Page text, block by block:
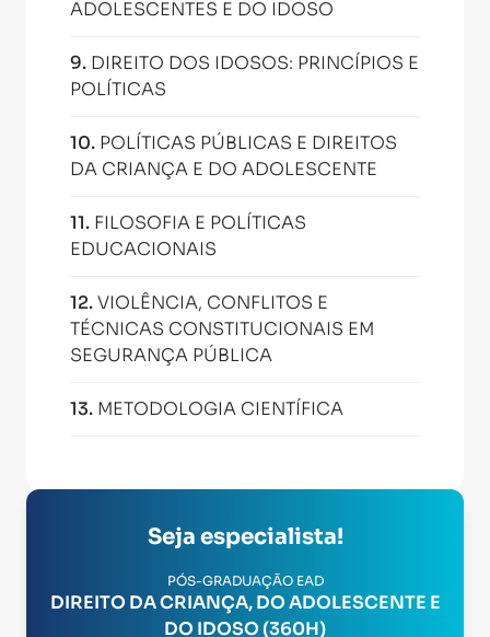
ADOLESCENTES E DO IDOSO
9. DIREITO DOS IDOSOS: PRINCÍPIOS E
POLÍTICAS
10. POLÍTICAS PÚBLICAS E DIREITOS
DA CRIANÇA E DO ADOLESCENTE
11. FILOSOFIA E POLÍTICAS
EDUCACIONAIS
12.VIOLÊNCIA, CONFLITOS E
TÉCNICAS CONSTITUCIONAIS EM
SEGURANÇA PÚBLICA
13. METODOLOGIA CIENTÍFICA
Seja especialista!
PÓS-GRADUAÇÃO EAD
DIREITO DA CRIANÇA, DO ADOLESCENTE E
DO IDOSO (360H)